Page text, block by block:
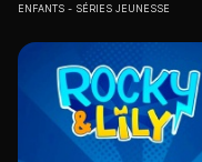
ENFANTS SÉRIES JEUNESSE